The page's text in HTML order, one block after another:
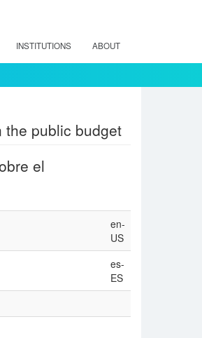
INSTITUTIONS ABOUT
the public budget
el
en-
US
es-
ES